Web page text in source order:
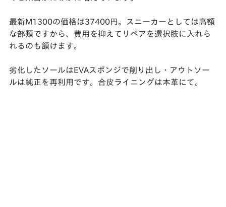
最新M1300の価格は37400円。スニーカーとしては高額
な部類ですから、費用を抑えてリペアを選択肢に入れら
れるのも頷けます。﻿
劣化したソールはEVAスポンジで削り出し・アウトソー
ルは純正を再利用です。合皮ライニングは本革にて。﻿